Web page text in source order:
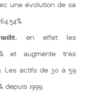
une évolution de sa
, en effet les
et augmente très
Les actifs de 30 à 59
1999.